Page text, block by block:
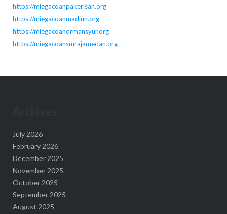
https://miegacoanpakerisan.org
https://miegacoanmadiun.org
https://miegacoandrmansyur.org
https://miegacoansmrajamedan.org
July 2026
February 2026
December 2025
November 2025
October 2025
September 2025
August 2025